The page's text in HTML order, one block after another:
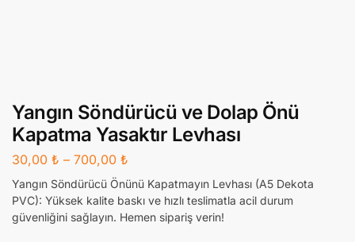
Yangın Söndürücü ve Dolap Önü
Kapatma Yasaktır Levhası
30,00 ₺ – 700,00 ₺
Yangın Söndürücü Önünü Kapatmayın Levhası (A5 Dekota
PVC): Yüksek kalite baskı ve hızlı teslimatla acil durum
güvenliğini sağlayın. Hemen sipariş verin!